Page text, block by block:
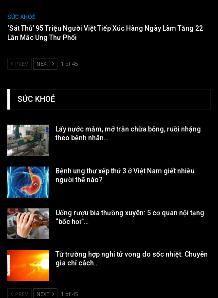
SỨC KHOẺ
‘Sát Thủ’ 95 Triệu Người Việt Tiếp Xúc Hàng Ngày Làm Tăng 22
Lần Mắc Ung Thư Phổi
PREV NEXT 1 of 45
SỨC KHOẺ
Lấy nước mắm, mỡ trăn chữa bỏng, ruồi nhặng
theo bệnh nhân…
Bệnh ung thư xếp thứ 3 ở Việt Nam giết nhiều
người thế nào?
Uống rượu bia thường xuyên: 5 cơ quan nội tạng
“bốc hơi”…
Từ trường hợp nghi tử vong do sốc nhiệt: Chuyên
gia chỉ cách…
PREV NEXT 1 of 45